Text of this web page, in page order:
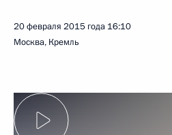
20 февраля 2015 года 16:10
Москва, Кремль